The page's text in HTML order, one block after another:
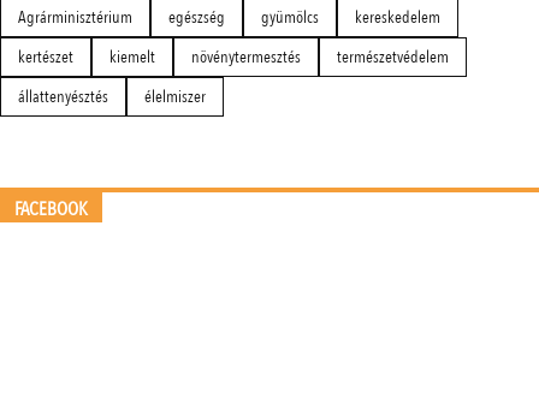
Agrárminisztérium egészség gyümölcs
kereskedelem
kertészet
kiemelt növénytermesztés
természetvédelem
állattenyésztés
élelmiszer
FACEBOOK